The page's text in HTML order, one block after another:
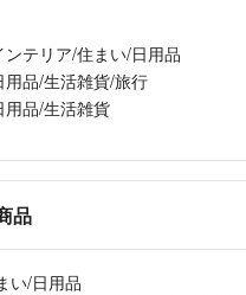
ンテリア/住まい/日用品
用品/生活雑貨/旅行
用品/生活雑貨
品
い/日用品